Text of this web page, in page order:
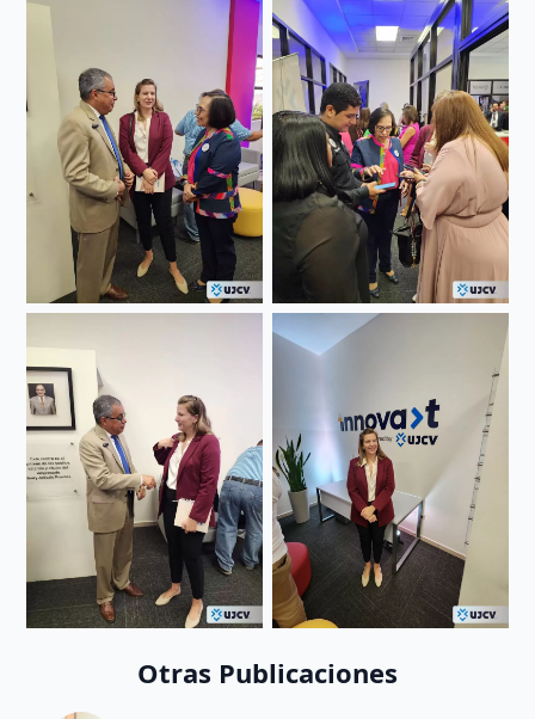
Otras Publicaciones